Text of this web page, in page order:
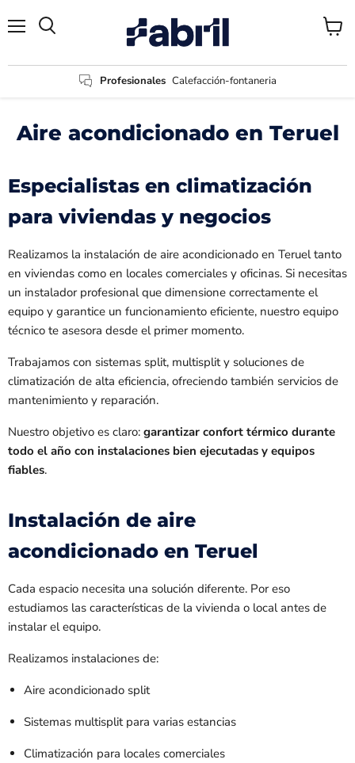
Profesionales Calefacción-fontaneria
Ver
Aire acondicionado en Teruel
Especialistas en climatización
para viviendas y negocios
Realizamos la instalación de aire acondicionado en Teruel tanto
en viviendas como en locales comerciales y oficinas. Si necesitas
un instalador profesional que dimensione correctamente el
equipo y garantice un funcionamiento eficiente, nuestro equipo
técnico te asesora desde el primer momento.
Trabajamos con sistemas split, multisplit y soluciones de
climatización de alta eficiencia, ofreciendo también servicios de
mantenimiento y reparación.
Nuestro objetivo es claro: garantizar confort térmico durante
todo el año con instalaciones bien ejecutadas y equipos
fiables.
Instalación de aire
acondicionado en Teruel
Cada espacio necesita una solución diferente. Por eso
estudiamos las características de la vivienda o local antes de
instalar el equipo.
Realizamos instalaciones de:
Aire acondicionado split
Sistemas multisplit para varias estancias
Climatización para locales comerciales